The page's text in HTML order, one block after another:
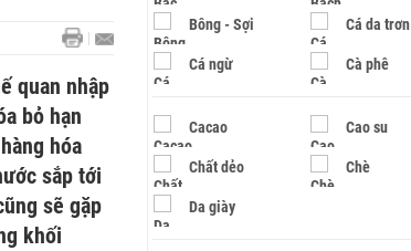
quan nhập
bỏ hạn
hóa
sắp tới
sẽ gặp
khối
Bông - Sợi Cá da trơn
Cá ngừ Cà phê
Cacao Cao su
Chất dẻo Chè
Da giày